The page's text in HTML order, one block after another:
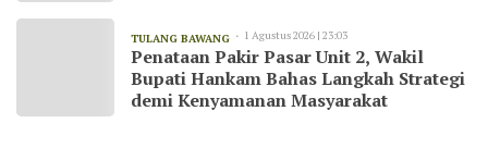
TULANG BAWANG 1 Agustus 2026 | 23:03
Penataan Pakir Pasar Unit 2, Wakil
Bupati Hankam Bahas Langkah Strategi
demi Kenyamanan Masyarakat